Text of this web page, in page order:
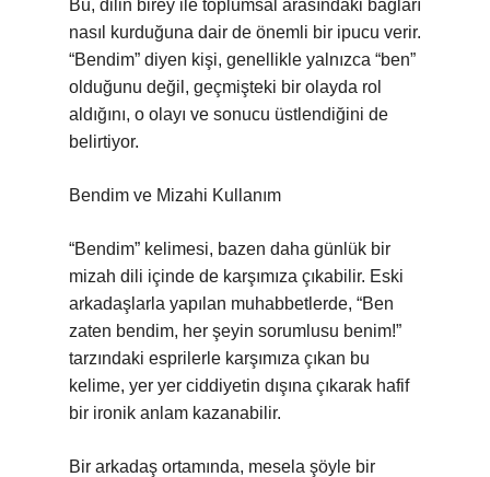
Bu, dilin birey ile toplumsal arasındaki bağları
nasıl kurduğuna dair de önemli bir ipucu verir.
“Bendim” diyen kişi, genellikle yalnızca “ben”
olduğunu değil, geçmişteki bir olayda rol
aldığını, o olayı ve sonucu üstlendiğini de
belirtiyor.
Bendim ve Mizahi Kullanım
“Bendim” kelimesi, bazen daha günlük bir
mizah dili içinde de karşımıza çıkabilir. Eski
arkadaşlarla yapılan muhabbetlerde, “Ben
zaten bendim, her şeyin sorumlusu benim!”
tarzındaki esprilerle karşımıza çıkan bu
kelime, yer yer ciddiyetin dışına çıkarak hafif
bir ironik anlam kazanabilir.
Bir arkadaş ortamında, mesela şöyle bir